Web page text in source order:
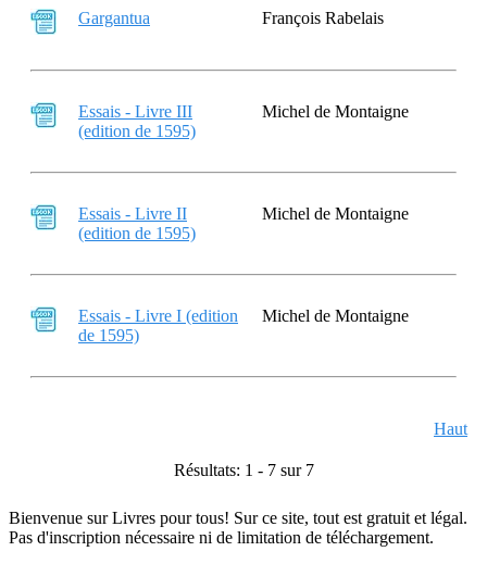
Gargantua François Rabelais
Essais - Livre III
(edition de 1595)
Michel de Montaigne
Essais - Livre II
(edition de 1595)
Michel de Montaigne
Essais - Livre I (edition
de 1595)
Michel de Montaigne
Haut
Résultats: 1 - 7 sur 7
Bienvenue sur Livres pour tous! Sur ce site, tout est gratuit et légal.
Pas d'inscription nécessaire ni de limitation de téléchargement.